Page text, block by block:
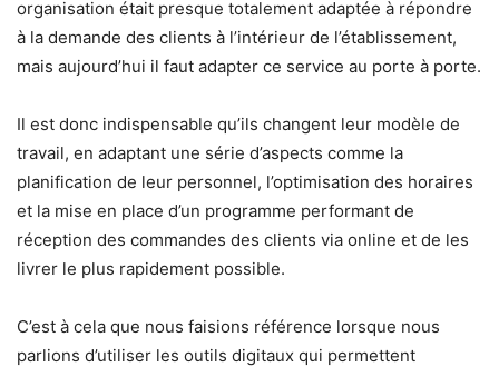
organisation était presque totalement adaptée à répondre
à la demande des clients à l’intérieur de l’établissement,
mais aujourd’hui il faut adapter ce service au porte à porte.
Il est donc indispensable qu’ils changent leur modèle de
travail, en adaptant une série d’aspects comme la
planification de leur personnel, l’optimisation des horaires
et la mise en place d’un programme performant de
réception des commandes des clients via online et de les
livrer le plus rapidement possible.
C’est à cela que nous faisions référence lorsque nous
parlions d’utiliser les outils digitaux qui permettent